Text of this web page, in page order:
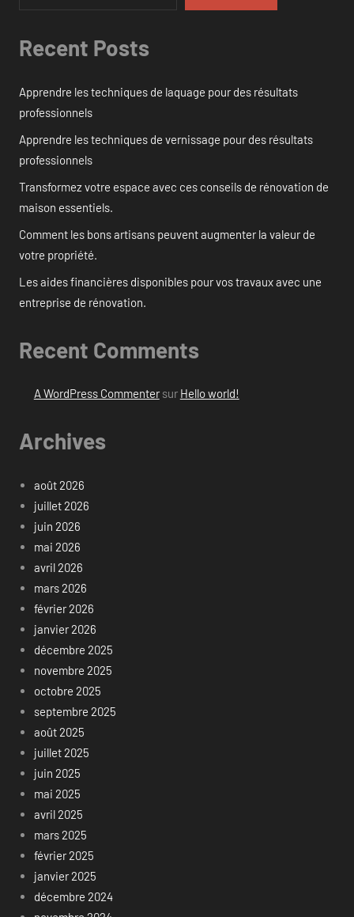
Recent Posts
Apprendre les techniques de laquage pour des résultats
professionnels
Apprendre les techniques de vernissage pour des résultats
professionnels
Transformez votre espace avec ces conseils de rénovation de
maison essentiels.
Comment les bons artisans peuvent augmenter la valeur de
votre propriété.
Les aides financières disponibles pour vos travaux avec une
entreprise de rénovation.
Recent Comments
A WordPress Commentersur Hello world!
Archives
août 2026
juillet 2026
juin 2026
mai 2026
avril 2026
mars 2026
février 2026
janvier 2026
décembre 2025
novembre 2025
octobre 2025
septembre 2025
août 2025
juillet 2025
juin 2025
mai 2025
avril 2025
mars 2025
février 2025
janvier 2025
décembre 2024